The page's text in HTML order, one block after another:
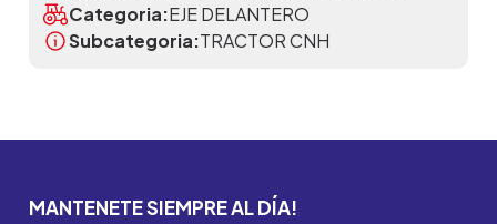
Categoria:EJE DELANTERO
Subcategoria:TRACTOR CNH
MANTENETE SIEMPRE AL DÍA!